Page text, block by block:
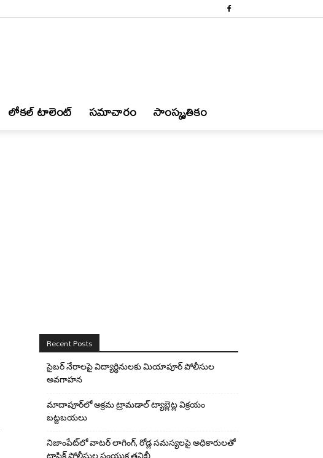
లోకల్ టాలెంట్ స‌మాచారం సాంస్కృతికం
Recent Posts
సైబర్ నేరాలపై విద్యార్థినులకు మియాపూర్ పోలీసుల
అవగాహన
మాదాపూర్‌లో అక్రమ ట్రామడాల్ ట్యాబ్లెట్ల విక్రయం
బట్టబయలు
నిజాంపేట్‌లో వాటర్ లాగింగ్, రోడ్ల సమస్యలపై అధికారులతో
ట్రాఫిక్ పోలీసుల సంయుక్త తనిఖీ